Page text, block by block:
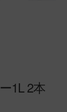
1L 2本